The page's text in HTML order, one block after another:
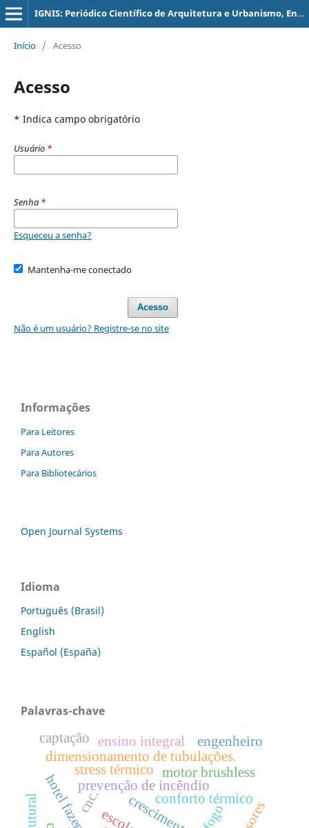
IGNIS: Periódico Científico de Arquitetura e Urbanismo, Engenharias e Tecnologia de Informação
Início / Acesso
Acesso
* Indica campo obrigatório
Usuário *
Senha *
Esqueceu a senha?
Mantenha-me conectado
Acesso
Não é um usuário? Registre-se no site
Informações
Para Leitores
Para Autores
Para Bibliotecários
Open Journal Systems
Idioma
Português (Brasil)
English
Español (España)
Palavras-chave
prevenção de incêndio
conforto térmico
stress térmico
dimensionamento de tubulações.
hotel fazenda
cnc.
motor brushless
ensino integral
fogo
captação engenheiro